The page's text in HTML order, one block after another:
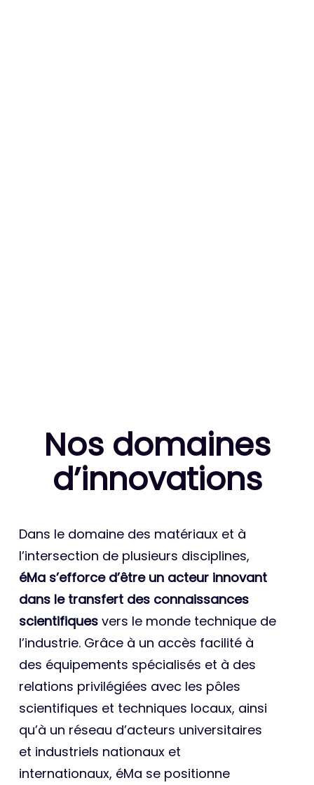
Nos domaines
d’innovations
Dans le domaine des matériaux et à
l’intersection de plusieurs disciplines,
éMa s’efforce d’être un acteur innovant
dans le transfert des connaissances
scientifiques vers le monde technique de
l’industrie. Grâce à un accès facilité à
des équipements spécialisés et à des
relations privilégiées avec les pôles
scientifiques et techniques locaux, ainsi
qu’à un réseau d’acteurs universitaires
et industriels nationaux et
internationaux, éMa se positionne